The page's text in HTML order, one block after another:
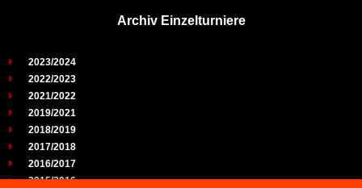
Archiv Einzelturniere
2023/2024
2022/2023
2021/2022
2019/2021
2018/2019
2017/2018
2016/2017
2015/2016